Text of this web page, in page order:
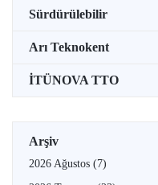
Sürdürülebilir
Arı Teknokent
İTÜNOVA TTO
Arşiv
2026 Ağustos (7)